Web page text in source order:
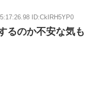
ID:CkIRH5YP0
るのか不安な気も